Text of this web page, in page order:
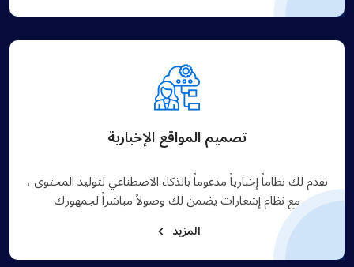
تصميم المواقع الإخبارية
نقدم لك نظاماً إخبارياً مدعوماً بالذكاء الاصطناعي لتوليد المحتوى ،
مع نظام إشعارات يضمن لك وصولاً مباشراً لجمهورك
المزيد